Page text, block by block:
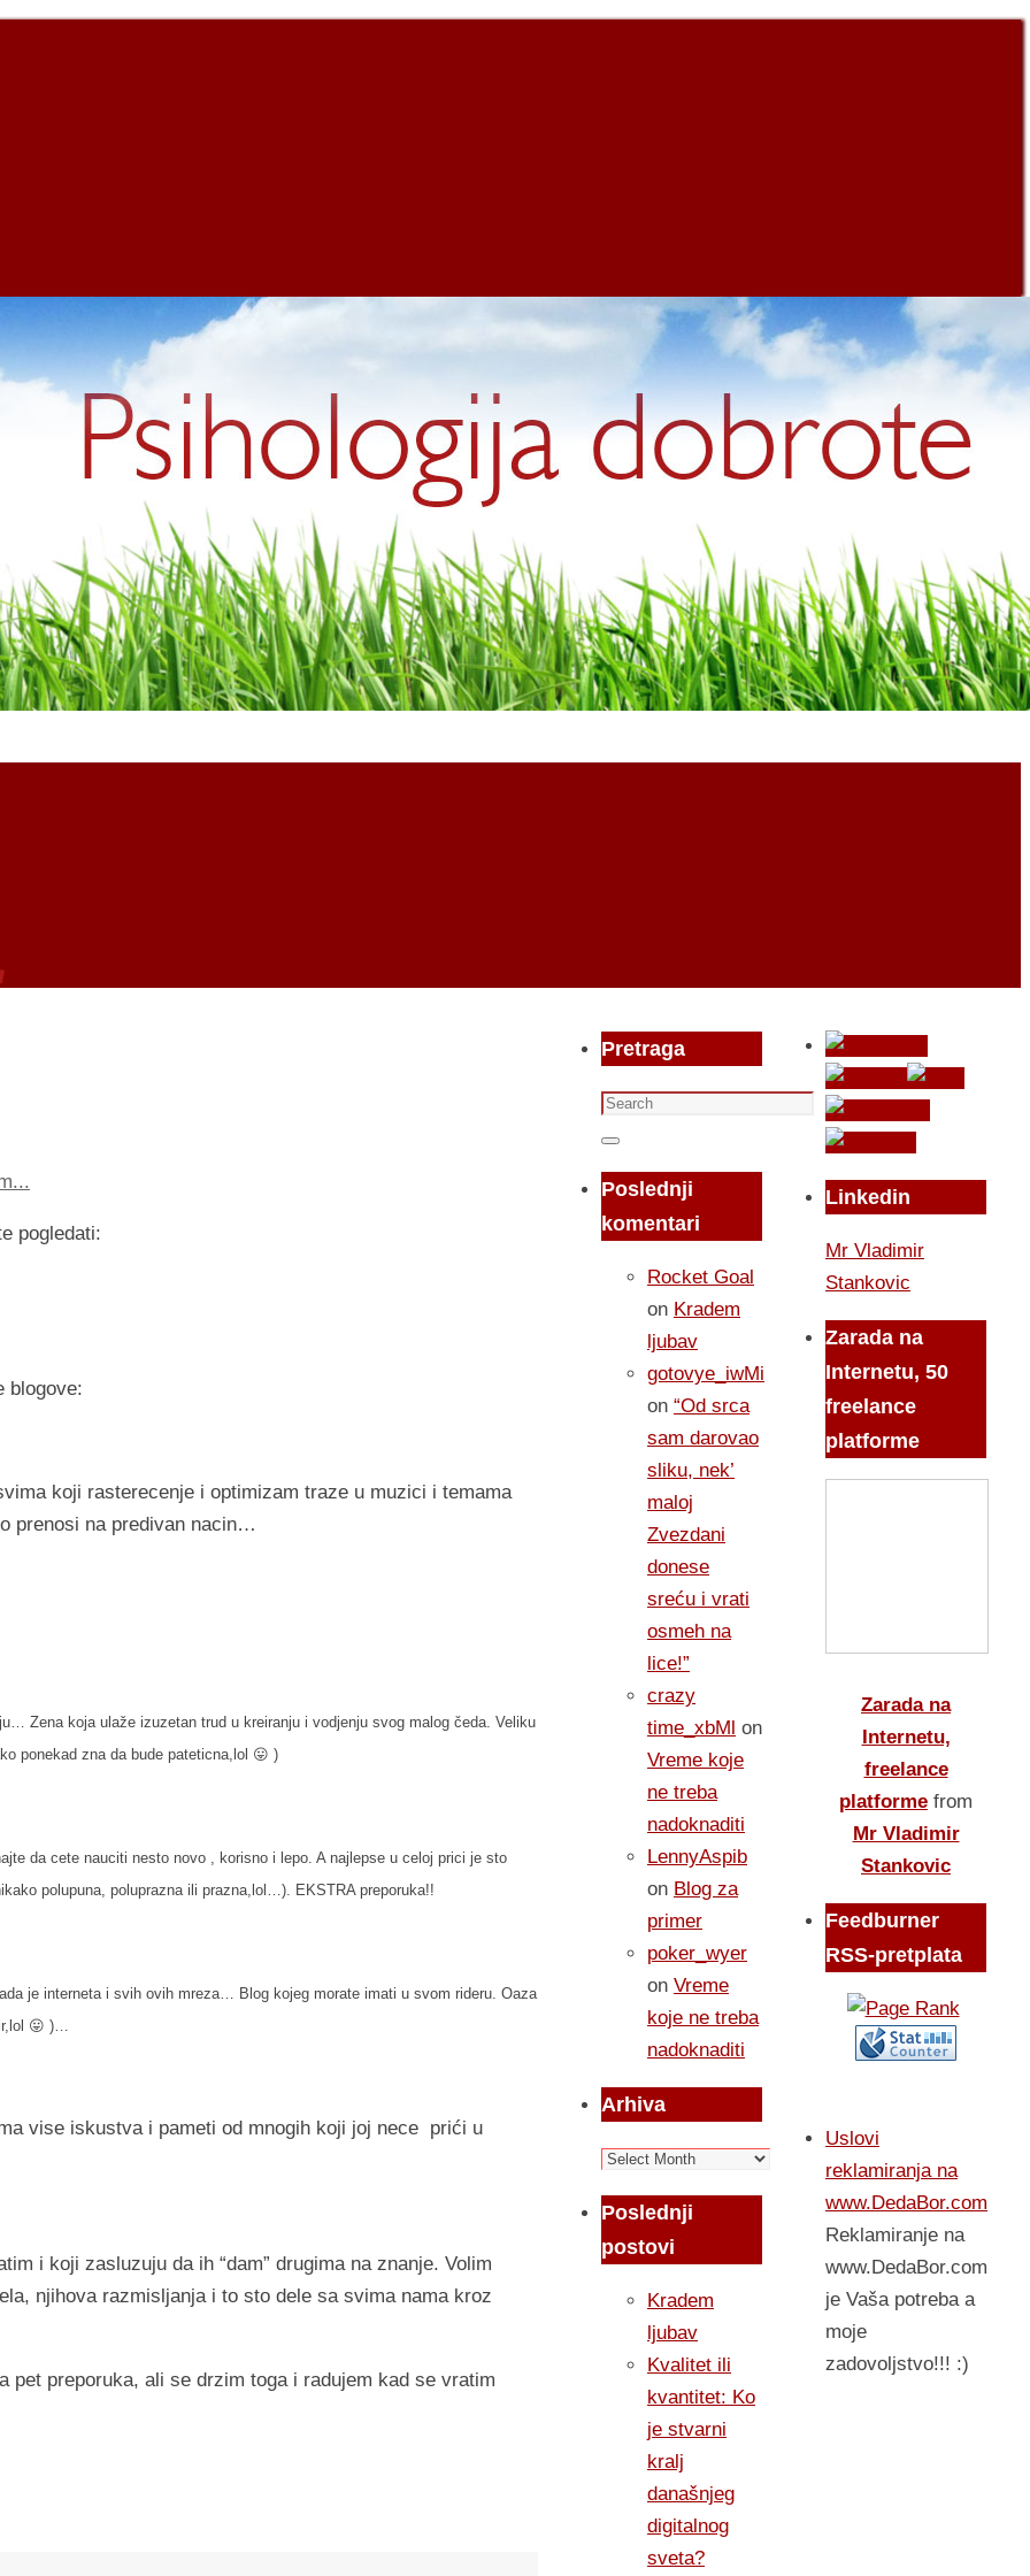
pogledati:
blogove:
koji rasterecenje i optimizam traze u muzici i temama
prenosi na predivan nacin…
Zena koja ulaže izuzetan trud u kreiranju i vodjenju svog malog čeda. Veliku
ponekad zna da bude pateticna,lol 😛 )
da cete nauciti nesto novo , korisno i lepo. A najlepse u celoj prici je sto
polupuna, poluprazna ili prazna,lol…). EKSTRA preporuka!!
je interneta i svih ovih mreza… Blog kojeg morate imati u svom rideru. Oaza
😛 )…
vise iskustva i pameti od mnogih koji joj nece prići u
i koji zasluzuju da ih “dam” drugima na znanje. Volim
njihova razmisljanja i to sto dele sa svima nama kroz
pet preporuka, ali se drzim toga i radujem kad se vratim
Pretraga
Search
for:
Search
Poslednji
komentari
Rocket Goal
on Kradem
ljubav
gotovye_iwMi
on “Od srca
sam darovao
sliku, nek’
maloj
Zvezdani
donese
sreću i vrati
osmeh na
lice!”
crazy
time_xbMl on
Vreme koje
ne treba
nadoknaditi
LennyAspib
on Blog za
primer
poker_wyer
on Vreme
koje ne treba
nadoknaditi
Arhiva
Arhiva
Poslednji
postovi
Kradem
ljubav
Kvalitet ili
kvantitet: Ko
je stvarni
kralj
današnjeg
digitalnog
sveta?
Linkedin
Mr Vladimir
Stankovic
Zarada na
Internetu, 50
freelance
platforme
Zarada na
Internetu,
freelance
platforme from
Mr Vladimir
Stankovic
Feedburner
RSS-pretplata
Uslovi
reklamiranja na
www.DedaBor.com
Reklamiranje na
www.DedaBor.com
je Vaša potreba a
moje
zadovoljstvo!!! :)